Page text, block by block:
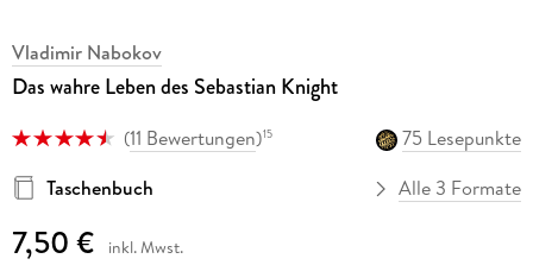
Vladimir Nabokov
Das wahre Leben des Sebastian Knight
(11 Bewertungen)15
75 Lesepunkte
Taschenbuch
Alle 3 Formate
7,50 € inkl. Mwst.